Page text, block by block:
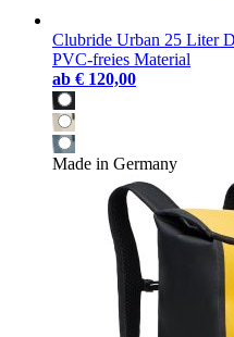
Clubride Urban 25 Liter
PVC-freies Material
ab € 120,00
Made in Germany